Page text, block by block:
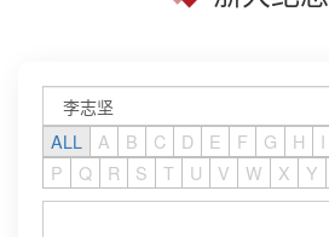
ALL A B C D E F G H I
P
Q R S T U V W X Y